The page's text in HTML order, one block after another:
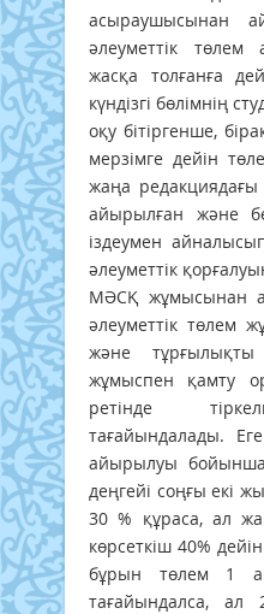
асыраушысынан
әлеуметтік төлем
жасқа толғанға
күндізгі бөлімнің
оқу бітіргенше,
мерзімге дейін
жаңа
айырылған және
іздеумен
әлеуметтік
МӘСҚ жұмысынан
әлеуметтік төлем
және тұрғылықты
жұмыспен қамту
ретінде
тағайындалады.
айырылуы
деңгейі соңғы екі
30 % құраса, ал
көрсеткіш 40%
бұрын төлем 1
тағайындалса, ал